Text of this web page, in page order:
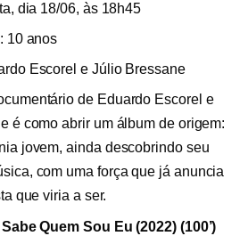
dia 18/06, às 18h45
10 anos
Escorel e Júlio Bressane
de Eduardo Escorel e
é como abrir um álbum de origem:
jovem, ainda descobrindo seu
com uma força que já anuncia
que viria a ser.
Quem Sou Eu (2022) (100’)